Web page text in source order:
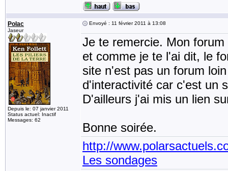
Polac
Jaseur
Depuis le: 07 janvier 2011
Status actuel: Inactif
Messages: 62
Envoyé : 11 février 2011 à 13:08
Je te remercie. Mon
et comme je te l'ai dit, le
site n'est pas un forum
d'interactivité car c'est un
D'ailleurs j'ai mis un lien
Bonne soirée.
http://
Les sondages